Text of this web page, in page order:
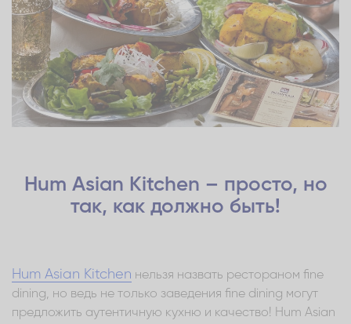
Hum Asian Kitchen – просто, но
так, как должно быть!
Hum Asian Kitchen нельзя назвать рестораном fine
dining, но ведь не только заведения fine dining могут
предложить аутентичную кухню и качество! Hum Asian